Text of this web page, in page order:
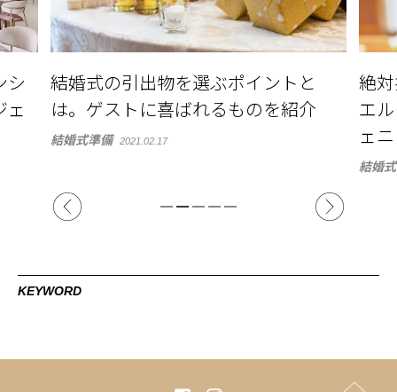
絶対押さえておきたい、アルカンシ
エル luxe mariage 名古屋のフォトジ
ェニックなスポット
マ
合
演出
花嫁
KEYWORD